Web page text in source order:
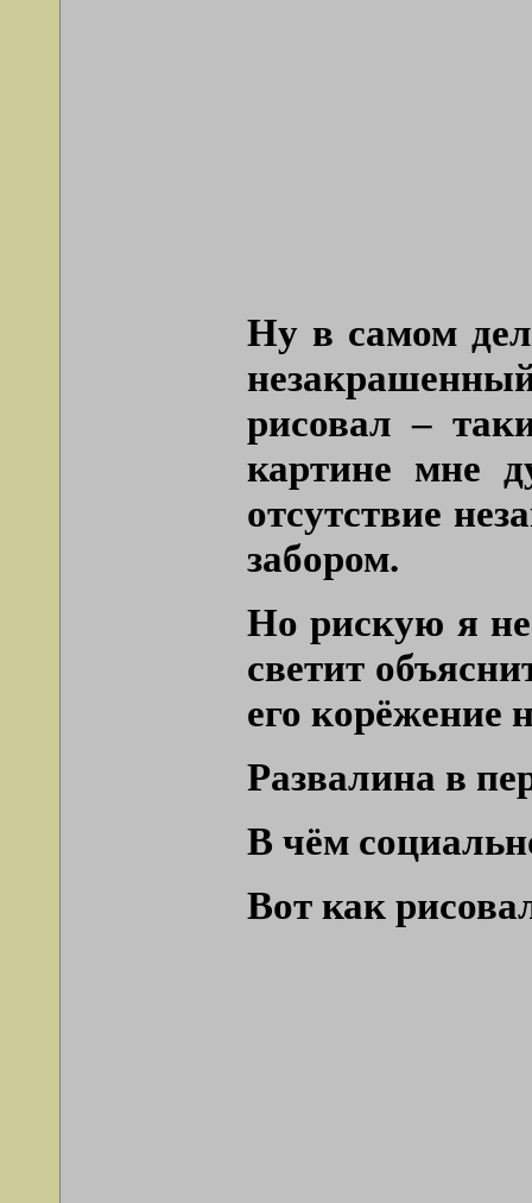
Ну в самом
рисовал –
картине мне
отсутствие
забором.
Но рискую я не
светит
его корёжение
Развалина в
В чём
Вот как